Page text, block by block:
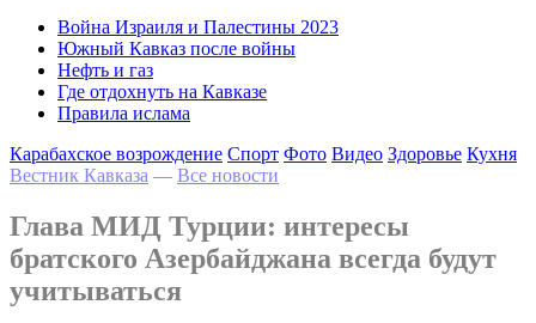
Война Израиля и Палестины 2023
Южный Кавказ после войны
Нефть и газ
Где отдохнуть на Кавказе
Правила ислама
Карабахское возрождение Спорт Фото Видео Здоровье Кухня
Вестник Кавказа — Все новости
Глава МИД Турции: интересы
братского Азербайджана всегда будут
учитываться